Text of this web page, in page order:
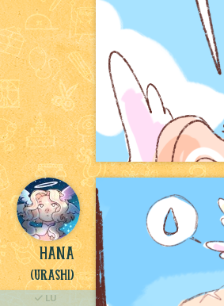
Hana
(Urashi)
LU